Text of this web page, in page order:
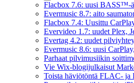
Flacbox 7.6: uusi BASS™-
Evermusic 8.7: aito
Flacbox 7.4: Uusittu
Evervideo 1.7: uudet Plex,
Evertag 4.2: uudet
Evermusic 8.6: uusi
Parhaat pilvimusiikin
Vie Wix-blogijulkaisut
Toista häviötöntä FLAC- ja